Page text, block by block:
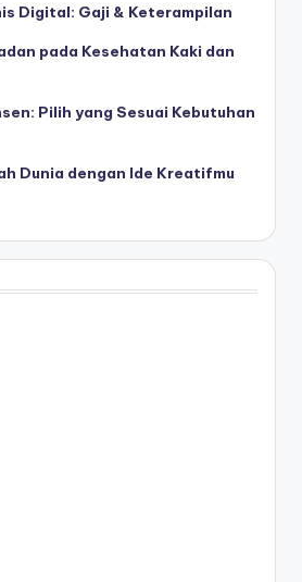
Digital: Gaji & Keterampilan
pada Kesehatan Kaki dan
Pilih yang Sesuai Kebutuhan
Dunia dengan Ide Kreatifmu